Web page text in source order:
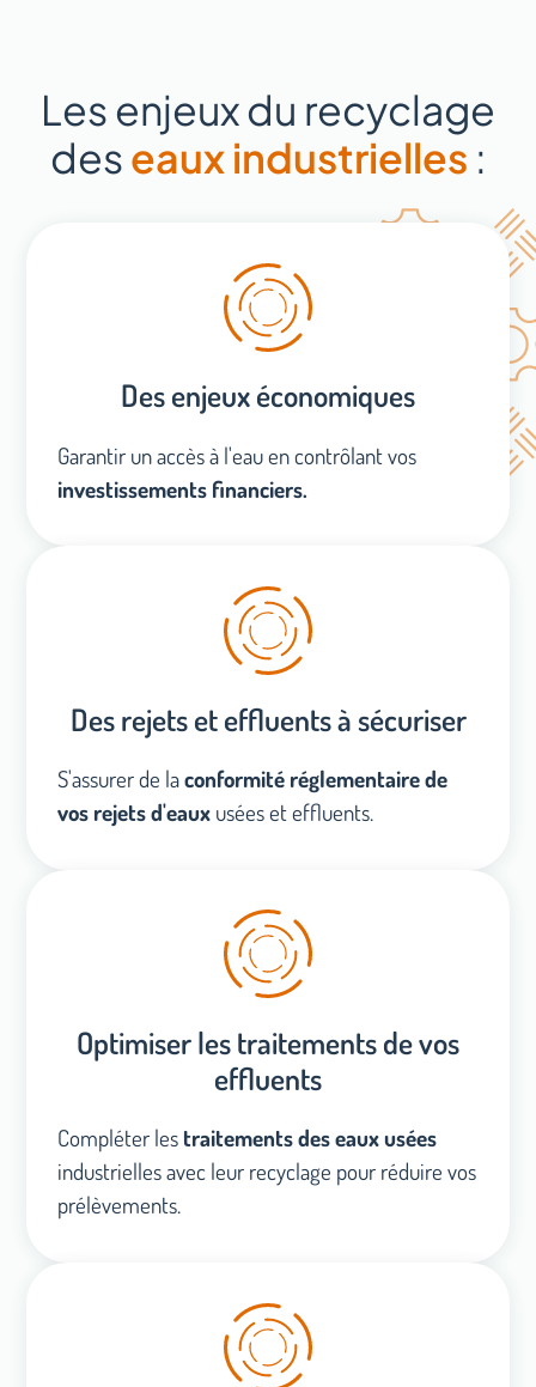
Les enjeux du recyclage
deseaux industrielles :
Des enjeux économiques
Garantir un accès à l'eau en contrôlant vos
investissementsfinanciers.
Des rejets et effluents à sécuriser
S'assurer de laconformité réglementaire de
vos rejets d'eaux usées et effluents.
Optimiser les traitements de vos
effluents
Compléter les traitements des eaux usées
industrielles avec leur recyclage pour réduire vos
prélèvements.